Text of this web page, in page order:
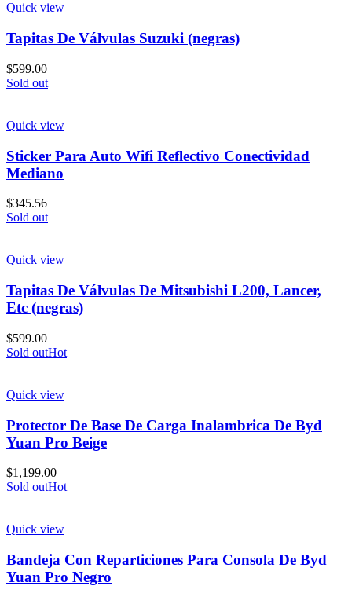
Quick view
Tapitas De Válvulas Suzuki (negras)
$599.00
Sold out
Quick view
Sticker Para Auto Wifi Reflectivo Conectividad
Mediano
$345.56
Sold out
Quick view
Tapitas De Válvulas De Mitsubishi L200, Lancer,
Etc (negras)
$599.00
Sold outHot
Quick view
Protector De Base De Carga Inalambrica De Byd
Yuan Pro Beige
$1,199.00
Sold outHot
Quick view
Bandeja Con Reparticiones Para Consola De Byd
Yuan Pro Negro